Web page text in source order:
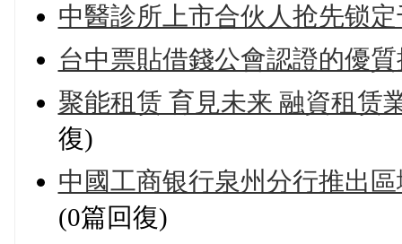
中醫診所上市合伙人抢先锁
台中票貼借錢公會認證的優
聚能租赁 育見未来 融資租赁
復)
中國工商银行泉州分行推出
(0篇回復)